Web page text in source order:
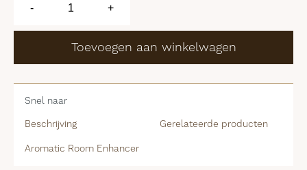
Snel naar
Beschrijving
Gerelateerde producten
Aromatic Room Enhancer
-
Room
aantal
+
Toevoegen aan winkelwagen